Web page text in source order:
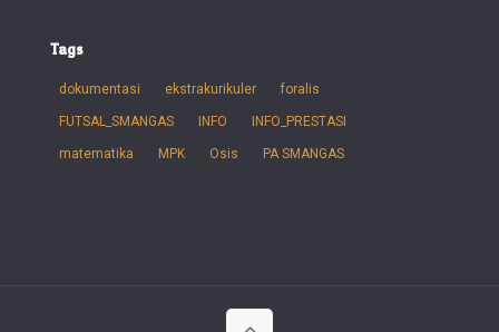
Tags
dokumentasi ekstrakurikuler foralis
FUTSAL_SMANGAS INFO INFO_PRESTASI
matematika MPK Osis PA SMANGAS